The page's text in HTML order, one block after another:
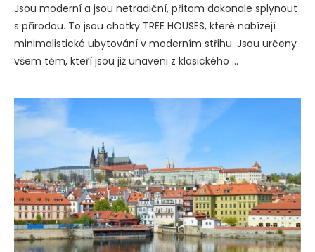
Jsou moderní a jsou netradiční, přitom dokonale splynout
s přírodou. To jsou chatky TREE HOUSES, které nabízejí
minimalistické ubytování v moderním střihu. Jsou určeny
všem těm, kteří jsou již unaveni z klasického …